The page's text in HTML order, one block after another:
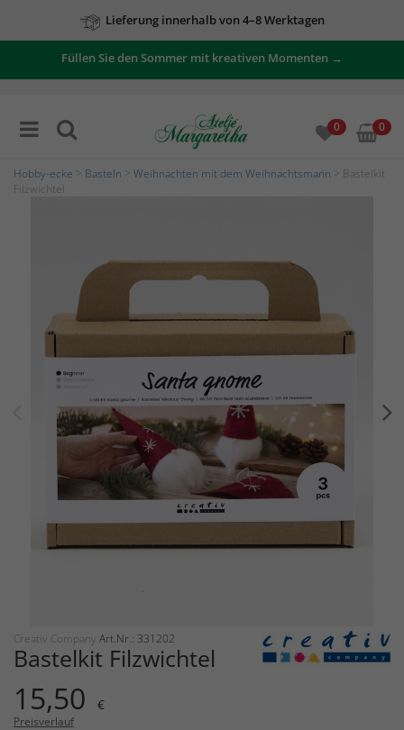
Lieferung innerhalb von 4–8 Werktagen
Füllen Sie den Sommer mit kreativen Momenten →
0 0
Hobby-ecke Basteln Weihnachten mit dem Weihnachtsmann > Bastelkit
Filzwichtel
Creativ Company Art.Nr.: 331202
Bastelkit Filzwichtel
15,50 €
Preisverlauf